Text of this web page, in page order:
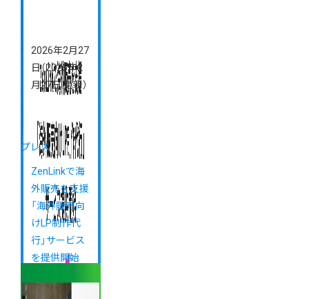
2026年2月27
日（2026年2
月27日 更新）
プレス
ZenLinkで海
外販売を支援
「海外販売向
けLP制作代
行」サービス
を提供開始